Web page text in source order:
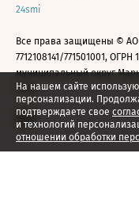
На нашем сайте
персонализации.
подтверждаете свое
и технологий
отношении обработки
24smi
Все права защищены ©
7712108141/771501001, ОГРН
муниципальный округ
2026